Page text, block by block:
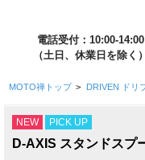
電話受付：10:00-14:00
（土日、休業日を除く）
MOTO禅トップ > DRIVEN ドリ
NEW PICK UP
D-AXIS スタンドスプ